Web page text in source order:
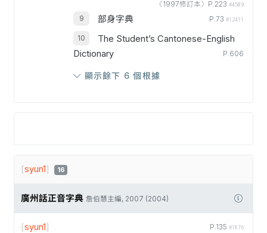
〈1997修訂本〉P.223 #4509
部身字典 P.73 #12411
The Student’s Cantonese-English
Dictionary
P.606
顯示餘下 6 個根據
[syun1] 16
廣州話正音字典 詹伯慧主編, 2007 (2004)
P.135 #1876
[syun1]